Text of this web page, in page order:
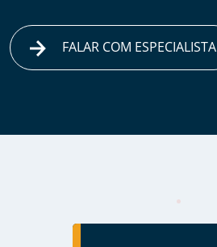
FALAR COM ESPECIALISTA